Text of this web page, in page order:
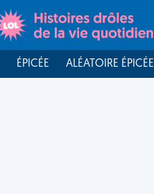
ÉPICÉE ALÉATOIRE ÉPICÉE